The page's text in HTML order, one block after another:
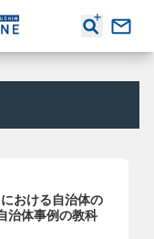
おける自治体の
治体事例の教科